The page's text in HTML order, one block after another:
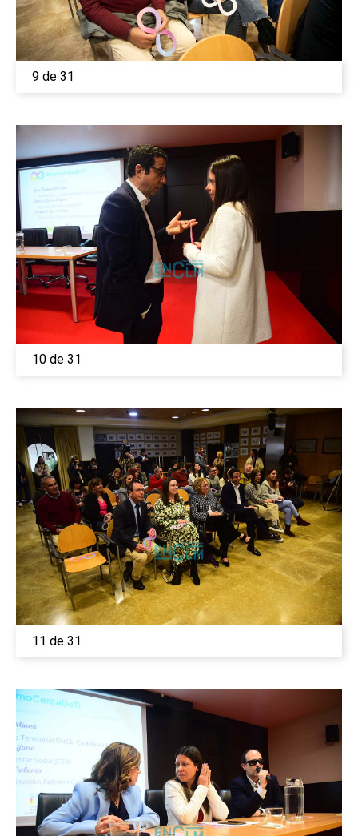
9 de 31
10 de 31
11 de 31